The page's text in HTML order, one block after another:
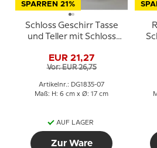
SPARREN 21%
Schloss Geschirr Tasse
und Teller mit Schloss
EUR 21,27
Vor: EUR 26,75
Artikelnr.: DG1835-07
Maß: H: 6 cm x Ø: 17 cm
AUF LAGER
Zur Ware